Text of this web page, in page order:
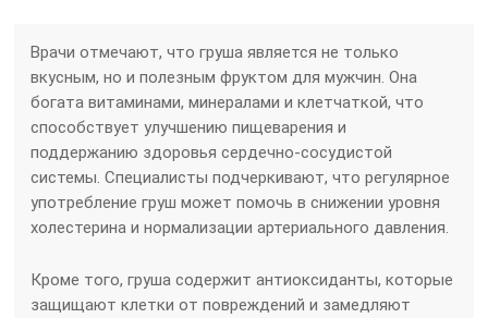
Врачи отмечают, что груша является не только
вкусным, но и полезным фруктом для мужчин. Она
богата витаминами, минералами и клетчаткой, что
способствует улучшению пищеварения и
поддержанию здоровья сердечно-сосудистой
системы. Специалисты подчеркивают, что регулярное
употребление груш может помочь в снижении уровня
холестерина и нормализации артериального давления.
Кроме того, груша содержит антиоксиданты, которые
защищают клетки от повреждений и замедляют